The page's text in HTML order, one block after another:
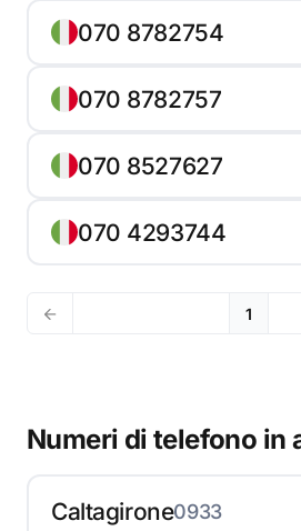
070 8782754
070 8782757
070 8527627
070 4293744
1
Numeri di telefono in
Caltagirone0933